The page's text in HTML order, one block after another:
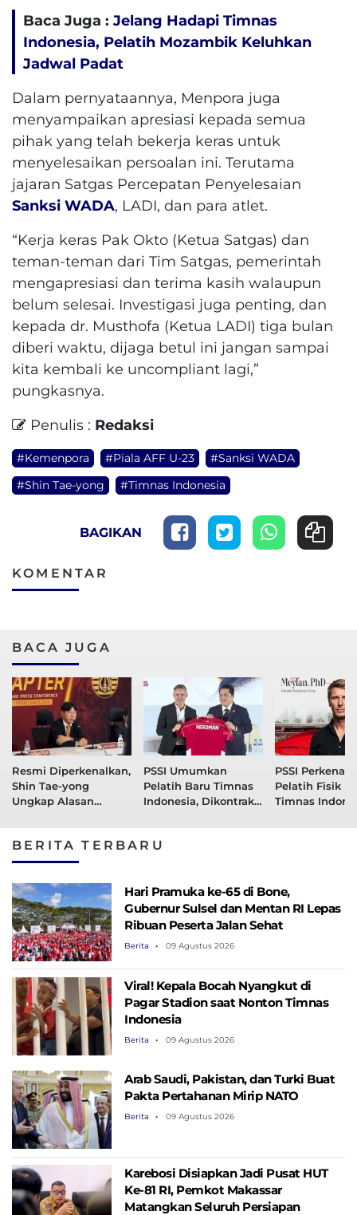
Baca Juga : Jelang Hadapi Timnas
Indonesia, Pelatih Mozambik Keluhkan
Jadwal Padat
Dalam pernyataannya, Menpora juga
menyampaikan apresiasi kepada semua
pihak yang telah bekerja keras untuk
menyelesaikan persoalan ini. Terutama
jajaran Satgas Percepatan Penyelesaian
Sanksi WADA, LADI, dan para atlet.
“Kerja keras Pak Okto (Ketua Satgas) dan
teman-teman dari Tim Satgas, pemerintah
mengapresiasi dan terima kasih walaupun
belum selesai. Investigasi juga penting, dan
kepada dr. Musthofa (Ketua LADI) tiga bulan
diberi waktu, dijaga betul ini jangan sampai
kita kembali ke uncompliant lagi,”
pungkasnya.
Penulis : Redaksi
#Kemenpora #Piala AFF U-23
#Sanksi WADA
#Shin Tae-yong
#Timnas Indonesia
BAGIKAN
KOMENTAR
BACA JUGA
Resmi Diperkenalkan,
Shin Tae-yong
Ungkap Alasan
PSSI Umumkan
Pelatih Baru Timnas
Indonesia, Dikontrak
PSSI
Pelatih Fisik
Timnas
BERITA TERBARU
Hari Pramuka ke-65 di Bone,
Gubernur Sulsel dan Mentan RI Lepas
Ribuan Peserta Jalan Sehat
Berita 09 Agustus 2026
Viral! Kepala Bocah Nyangkut di
Pagar Stadion saat Nonton Timnas
Indonesia
Berita 09 Agustus 2026
Arab Saudi, Pakistan, dan Turki Buat
Pakta Pertahanan Mirip NATO
Berita 09 Agustus 2026
Karebosi Disiapkan Jadi Pusat HUT
Ke-81 RI, Pemkot Makassar
Matangkan Seluruh Persiapan